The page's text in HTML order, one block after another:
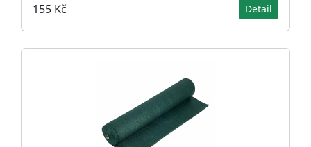
155 Kč Detail